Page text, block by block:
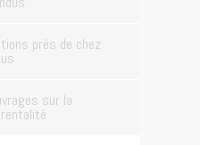
près de chez
sur la